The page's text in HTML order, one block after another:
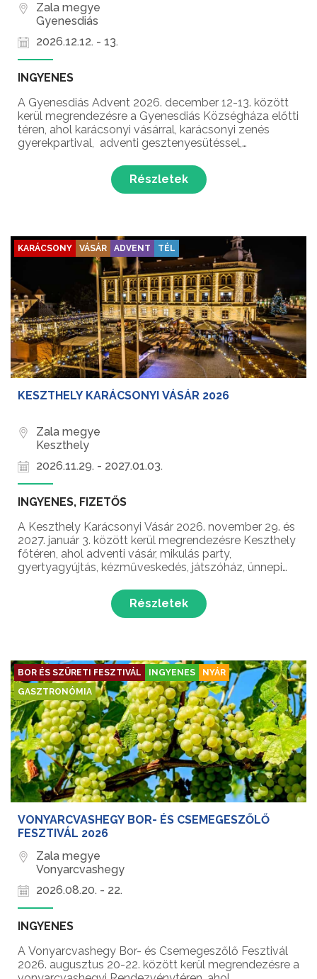
Zala megye
Gyenesdiás
2026.12.12. - 13.
INGYENES
A Gyenesdiás Advent 2026. december 12-13. között
kerül megrendezésre a Gyenesdiás Községháza előtti
téren, ahol karácsonyi vásárral, karácsonyi zenés
gyerekpartival, adventi gesztenyesütéssel,
kicsiket és nagyokat egyaránt!...
Részletek
KARÁCSONY VÁSÁR ADVENT TÉL
KESZTHELY KARÁCSONYI VÁSÁR 2026
Zala megye
Keszthely
2026.11.29. - 2027.01.03.
INGYENES, FIZETŐS
A Keszthely Karácsonyi Vásár 2026. november 29. és
2027. január 3. között kerül megrendezésre Keszthely
főtéren, ahol adventi vásár, mikulás party,
gyertyagyújtás, kézműveskedés, játszóház, ünnepi
és egy varázslatos hangulat várja a látogatókat!...
Részletek
BOR ÉS SZÜRETI FESZTIVÁL INGYENES
NYÁR
GASZTRONÓMIA
VONYARCVASHEGY BOR- ÉS CSEMEGESZŐLŐ
FESZTIVÁL 2026
Zala megye
Vonyarcvashegy
2026.08.20. - 22.
INGYENES
A Vonyarcvashegy Bor- és Csemegeszőlő Fesztivál
2026. augusztus 20-22. között kerül megrendezésre a